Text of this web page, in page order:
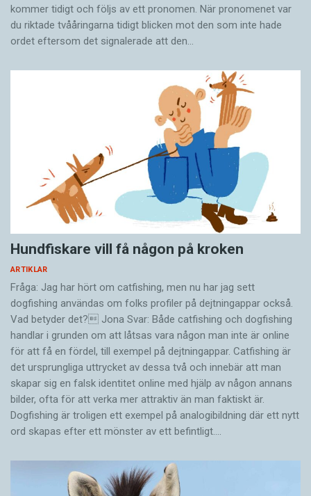
kommer tidigt och följs av ett pronomen. När pronomenet var
du riktade tvååringarna tidigt blicken mot den som inte hade
ordet eftersom det ­signalerade att den…
Hundfiskare vill få någon på kroken
ARTIKLAR
Fråga: Jag har hört om catfishing, men nu har jag sett
dogfishing användas om folks profiler på dejtningappar också.
Vad betyder det? Jona Svar: Både catfishing och dogfishing
handlar i grunden om att låtsas vara någon man inte är online
för att få en fördel, till exempel på dejtningappar. Catfishing är
det ursprungliga uttrycket av dessa två och innebär att man
skapar sig en falsk identitet online med hjälp av någon annans
bilder, ofta för att verka mer attraktiv än man faktiskt är.
Dogfishing är troligen ett exempel på analogibildning där ett nytt
ord skapas efter ett mönster av ett befintligt.…